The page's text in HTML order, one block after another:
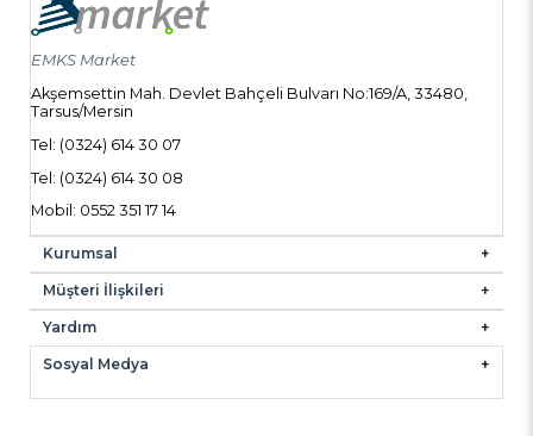
EMKS Market
Akşemsettin Mah. Devlet Bahçeli Bulvarı No:169/A, 33480,
Tarsus/Mersin
Tel: (0324) 614 30 07
Tel: (0324) 614 30 08
Mobil: 0552 351 17 14
Kurumsal
Müşteri İlişkileri
Yardım
Sosyal Medya